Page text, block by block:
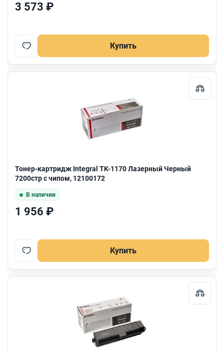
3 573 ₽
Купить
Тонер-картридж Integral TK-1170 Лазерный Черный
7200стр с чипом, 12100172
В наличии
1 956 ₽
Купить